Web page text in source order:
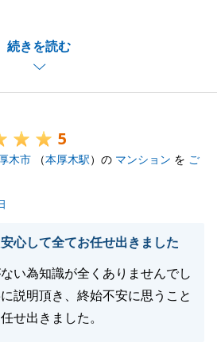
続きを読む
てたこと大変光栄に思います。
ありがとうございます。
みに、日々精進してまいります
。
5
木市 （本厚木駅）の マンション を ご
心して全てお任せ出きました
い為知識が全くありませんでし
説明頂き、終始不安に思うこと
せ出きました。